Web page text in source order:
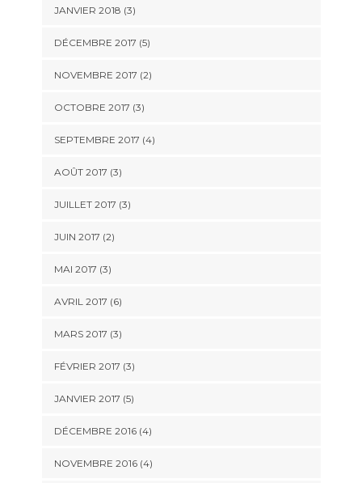
JANVIER 2018 (3)
DÉCEMBRE 2017 (5)
NOVEMBRE 2017 (2)
OCTOBRE 2017 (3)
SEPTEMBRE 2017 (4)
AOÛT 2017 (3)
JUILLET 2017 (3)
JUIN 2017 (2)
MAI 2017 (3)
AVRIL 2017 (6)
MARS 2017 (3)
FÉVRIER 2017 (3)
JANVIER 2017 (5)
DÉCEMBRE 2016(4)
NOVEMBRE 2016(4)